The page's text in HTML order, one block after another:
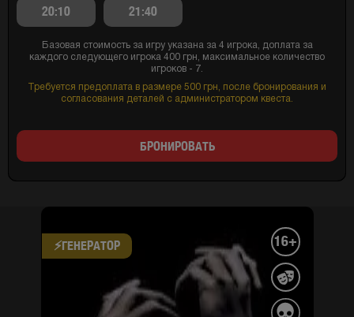
20:10 21:40
Базовая стоимость за игру указана за 4 игрока, доплата за
каждого следующего игрока 400 грн, максимальное количество
игроков - 7.
Требуется предоплата в размере 500 грн, после бронирования и
согласования деталей с администратором квеста.
БРОНИРОВАТЬ
⚡​ГЕНЕРАТОР 16+